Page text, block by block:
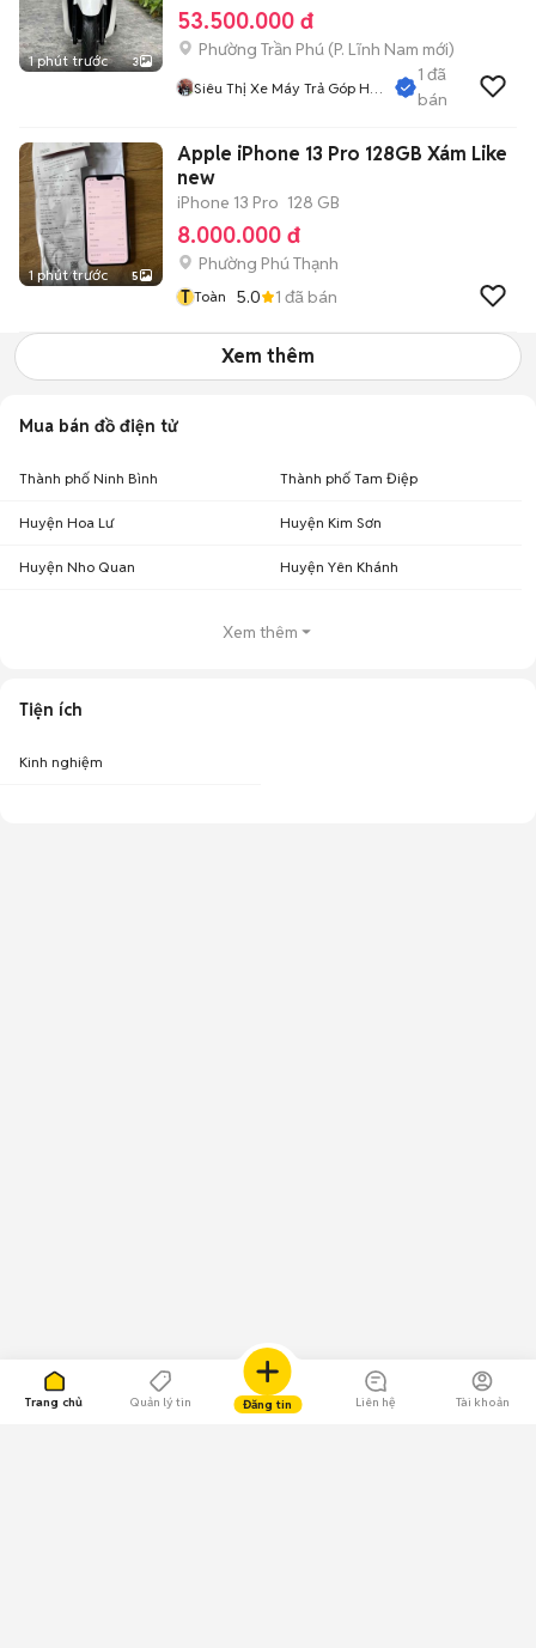
Trang chủ Quản lý tin Đăng tin Liên hệ Tài khoản
1 phút trước 3
53.500.000 đ
Phường Trần Phú (P. Lĩnh Nam mới)
Siêu Thị Xe Máy Trả Góp Hà
1 đã
bán
1 phút trước 5
Apple iPhone 13 Pro 128GB Xám Like
new
iPhone 13 Pro 128 GB
8.000.000 đ
Phường Phú Thạnh
T Toàn 5.0 1 đã bán
Xem thêm
Mua bán đồ điện tử
Thành phố Ninh Bình Thành phố Tam Điệp
Huyện Hoa Lư Huyện Kim Sơn
Huyện Nho Quan Huyện Yên Khánh
Xem thêm
Tiện ích
Kinh nghiệm